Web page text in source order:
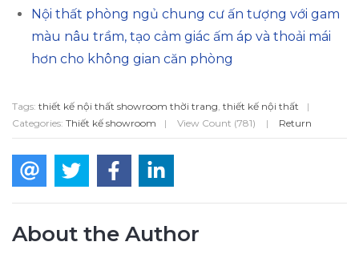
Nội thất phòng ngủ chung cư ấn tượng với gam
màu nâu trầm, tạo cảm giác ấm áp và thoải mái
hơn cho không gian căn phòng
Tags: thiết kế nội thất showroom thời trang, thiết kế nội thất
|
Categories: Thiết kế showroom | View Count (781) | Return
About the Author